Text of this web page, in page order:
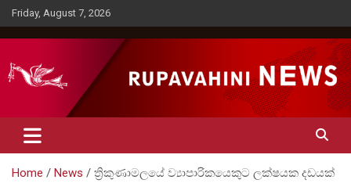
Skip
to
content
Friday, August 7, 2026
Rupavahini News
Home News ත්‍රිකුණාමලයේ ව්‍යාපාරිකයෙකුට ලක්ෂයක දඩයක්